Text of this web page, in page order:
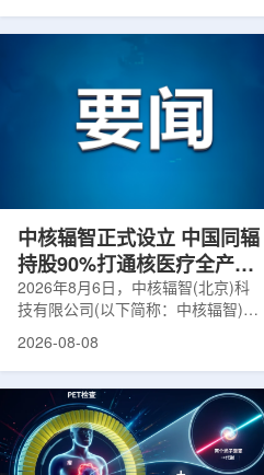
疗是肿瘤治疗的重要方式之一。传统
分体式放疗流程中，患者通常需要在
CT室与治疗室之间转运，治疗计划
也多依据此前采集的静态影像制定。
中核辐智正式设立 中国同辐
持股90%打通核医疗全产业
链
2026年8月6日，中核辐智(北京)科
技有限公司(以下简称：中核辐智)正
式设立。公司由中国同辐股份有限公
创)共同出资组建，中国同辐持股
90%，中核浙创持股10%。中核辐智
将承接中国同辐核医学发展中心业
务，锚定智慧核医疗赛道深耕布局。
2026-08-08